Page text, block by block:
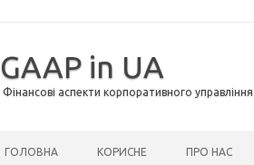
GAAP in UA
Фінансові аспекти корпоративного
ГОЛОВНА КОРИСНЕ ПРО НАС